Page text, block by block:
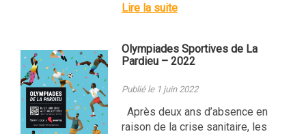
Lire la suite
Olympiades Sportives de La
Pardieu – 2022
Publié le 1 juin 2022
Après deux ans d’absence en
raison de la crise sanitaire, les